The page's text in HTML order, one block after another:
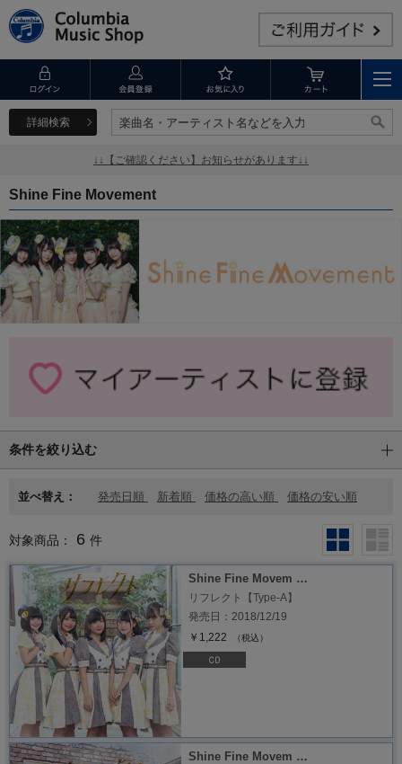
詳細検索 楽曲名・アーティスト名などを入力
楽曲名・アーティスト名などを入力
↓↓【ご確認ください】お知らせがあります↓↓
Shine Fine Movement
条件を絞り込む
並べ替え： 発売日順 新着順 価格の高い順 価格の安い順
対象商品： 6 件
Shine Fine Movem …
リフレクト【Type-A】
発売日：2018/12/19
￥1,222
（税込）
Shine Fine Movem …